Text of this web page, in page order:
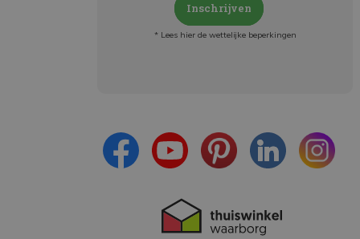
Inschrijven
* Lees hier de wettelijke beperkingen